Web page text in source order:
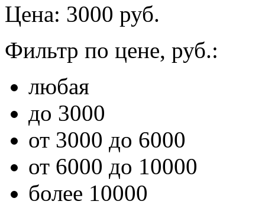
Цена: 3000 руб.
Фильтр по цене, руб.:
любая
до 3000
от 3000 до 6000
от 6000 до 10000
более 10000